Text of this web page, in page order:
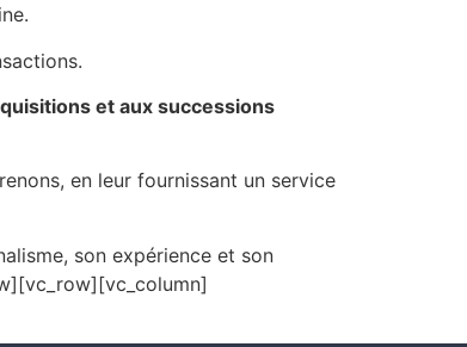
et aux successions
en leur fournissant un service
son expérience et son